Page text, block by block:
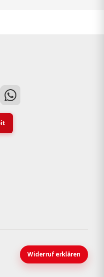
Widerruf erklären